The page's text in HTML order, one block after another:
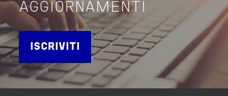
AGGIORNAMENTI
ISCRIVITI